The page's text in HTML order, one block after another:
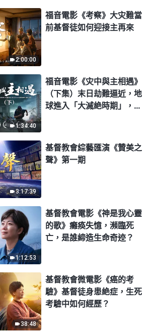
2:00:00
福音電影《考察》大灾難當
前基督徒如何迎接主再來
1:34:40
福音電影《灾中與主相遇》
（下集）末日劫難逼近，地
球進入「大滅絶時期」，人
3:17:39
基督教會綜藝匯演《贊美之
聲》第一期
1:12:53
基督教會電影《神是我心靈
的歌》癱痪失憶，瀕臨死
亡，是誰締造生命奇迹？
38:48
基督教會微電影《癌的考
驗》基督徒身患絶症，生死
考驗中如何經歷？